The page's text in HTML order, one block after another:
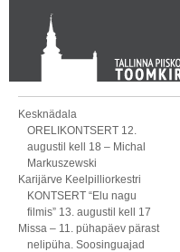
Toom-Kooli 6, 10130 TALLINN
tallinna.toom
+372 644 4140
Kesknädala
ORELIKONTSERT 12.
augustil kell 18 – Michal
Markuszewski
Karijärve Keelpilliorkestri
KONTSERT “Elu nagu
filmis” 13. augustil kell 17
Missa – 11. pühapäev pärast
nelipüha. Soosinguajad